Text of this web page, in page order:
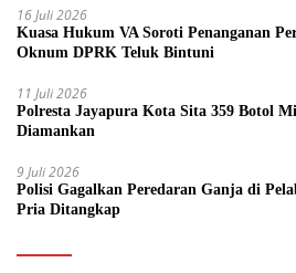
16 Juli 2026
Kuasa Hukum VA Soroti Penanganan
Oknum DPRK Teluk Bintuni
11 Juli 2026
Polresta Jayapura Kota Sita 359 Botol
Diamankan
9 Juli 2026
Polisi Gagalkan Peredaran Ganja di
Pria Ditangkap